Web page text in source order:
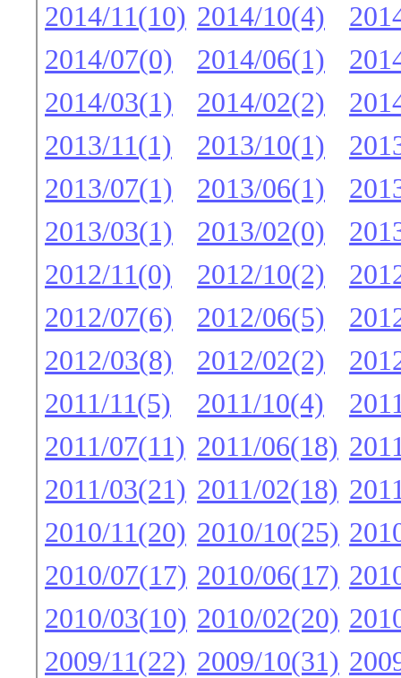
2014/11(10) 2014/10(4)
2014/07(0)
2014/06(1)
2014/03(1)
2014/02(2)
2013/11(1)
2013/10(1)
2013/07(1)
2013/06(1)
2013/03(1)
2013/02(0)
2012/11(0)
2012/10(2)
2012/07(6)
2012/06(5)
2012/03(8)
2012/02(2)
2011/11(5)
2011/10(4)
2011/07(11) 2011/06(18)
2011/03(21) 2011/02(18)
2010/11(20) 2010/10(25)
2010/07(17) 2010/06(17)
2010/03(10) 2010/02(20)
2009/11(22) 2009/10(31)